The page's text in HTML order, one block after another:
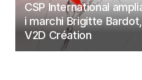
CSP International
i marchi Brigitte
V2D Création